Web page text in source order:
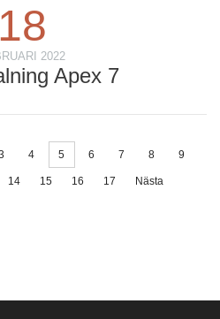
18
2022
Apex 7
4 5 6 7 8 9
14 15 16 17 Nästa